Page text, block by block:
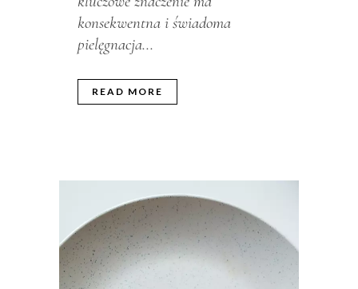
konsekwentna i świadoma
pielęgnacja...
READ MORE